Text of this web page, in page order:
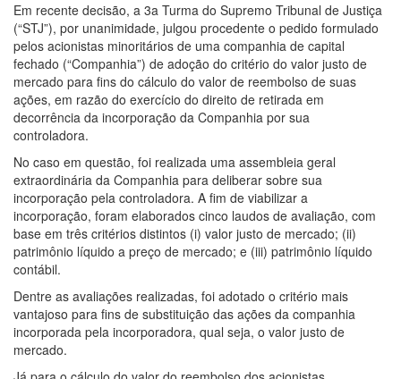
Em recente decisão, a 3a Turma do Supremo Tribunal de Justiça
(“STJ”), por unanimidade, julgou procedente o pedido formulado
pelos acionistas minoritários de uma companhia de capital
fechado (“Companhia”) de adoção do critério do valor justo de
mercado para fins do cálculo do valor de reembolso de suas
ações, em razão do exercício do direito de retirada em
decorrência da incorporação da Companhia por sua
controladora.
No caso em questão, foi realizada uma assembleia geral
extraordinária da Companhia para deliberar sobre sua
incorporação pela controladora. A fim de viabilizar a
incorporação, foram elaborados cinco laudos de avaliação, com
base em três critérios distintos (i) valor justo de mercado; (ii)
patrimônio líquido a preço de mercado; e (iii) patrimônio líquido
contábil.
Dentre as avaliações realizadas, foi adotado o critério mais
vantajoso para fins de substituição das ações da companhia
incorporada pela incorporadora, qual seja, o valor justo de
mercado.